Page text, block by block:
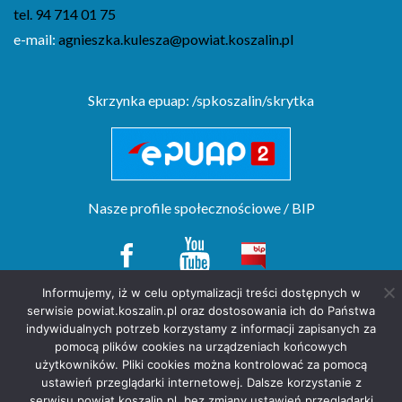
tel. 94 714 01 75
e-mail: agnieszka.kulesza@powiat.koszalin.pl
Skrzynka epuap: /spkoszalin/skrytka
Nasze profile społecznościowe / BIP
Copyright(c) by Starostwo Powiatowe w Koszalinie. All rights reserved.
projekt stronyPOZitive.pl
Deklaracja dostępności
Polityka prywatności
Informujemy, iż w celu optymalizacji treści dostępnych w
serwisie powiat.koszalin.pl oraz dostosowania ich do Państwa
indywidualnych potrzeb korzystamy z informacji zapisanych za
pomocą plików cookies na urządzeniach końcowych
użytkowników. Pliki cookies można kontrolować za pomocą
ustawień przeglądarki internetowej. Dalsze korzystanie z